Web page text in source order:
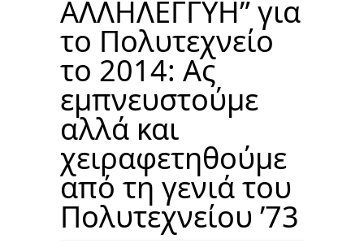
ΑΛΛΗΛΕΓΓΥΗ” για
το Πολυτεχνείο
το 2014: Ας
εμπνευστούμε
αλλά και
χειραφετηθούμε
από τη γενιά του
Πολυτεχνείου ’73